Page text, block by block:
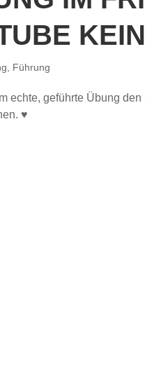
Führung
echte, geführte Übung
♥